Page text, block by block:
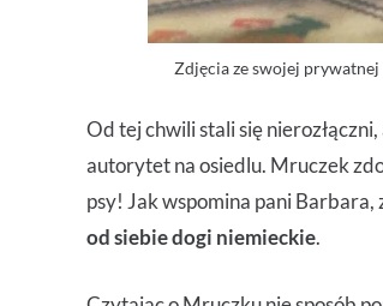
Zdjęcia ze swojej
Od tej chwili stali się nierozłączni,
autorytet na osiedlu. Mruczek
psy! Jak wspomina pani
od siebie dogi niemieckie.